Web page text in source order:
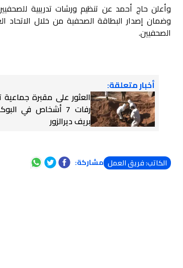
وأعلن حاج أحمد عن تنظيم ورشات تدريبية
وضمان إصدار البطاقة الصحفية من خلال
الصحفيين.
أخبار متعلقة:
العثور على مقبرة
رفات 7 أشخاص في
بريف ديرالزور
الكاتب: فريق العمل مشاركة: